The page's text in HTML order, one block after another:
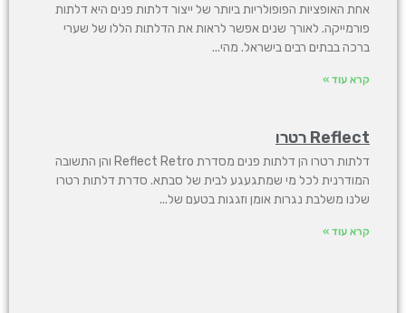
אחת האופציות הפופולריות ביותר של ייצור דלתות פנים היא דלתות
פורמייקה. לאורך שנים אפשר לראות את הדלתות הללו של שערי
ברכה בבתים רבים בישראל. מהי
קרא עוד »
Reflect רטרו
דלתות רטרו הן דלתות פנים מסדרת Reflect Retro והן התשובה
המודרנית לכל מי שמתגעגע לבית של סבתא. סדרת דלתות רטרו
שלנו משלבת נגרות אומן וזגגות בטעם של
קרא עוד »